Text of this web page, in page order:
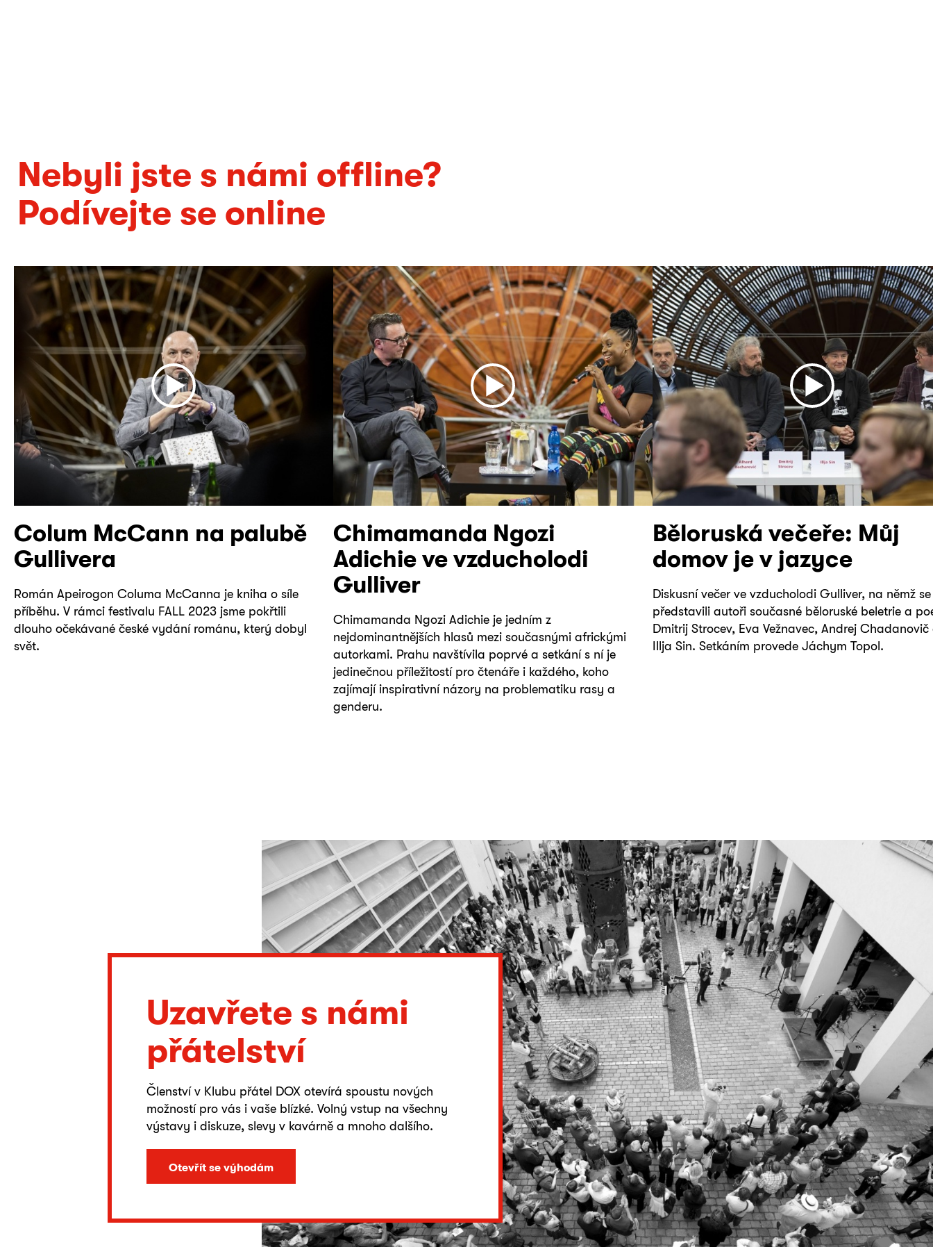
Nebyli jste s námi offline?
Podívejte se online
Colum McCann na palubě
Gullivera
Román Apeirogon Columa McCanna je kniha o síle
příběhu. V rámci festivalu FALL 2023 jsme pokřtili
dlouho očekávané české vydání románu, který dobyl
svět.
Chimamanda Ngozi
Adichie ve vzducholodi
Gulliver
Chimamanda Ngozi Adichie je jedním z
nejdominantnějších hlasů mezi současnými africkými
autorkami. Prahu navštívila poprvé a setkání s ní je
jedinečnou příležitostí pro čtenáře i každého, koho
zajímají inspirativní názory na problematiku rasy a
genderu.
Běloruská večeře: Můj
domov je v jazyce
Diskusní večer ve vzducholodi Gulliver, na němž se
představili autoři současné běloruské beletrie a
Dmitrij Strocev, Eva Vežnavec, Andrej Chadanovič
Illja Sin. Setkáním provede Jáchym Topol.
Uzavřete s námi
přátelství
Členství v Klubu přátel DOX otevírá spoustu nových
možností pro vás i vaše blízké. Volný vstup na všechny
výstavy i diskuze, slevy v kavárně a mnoho dalšího.
Otevřít se výhodám